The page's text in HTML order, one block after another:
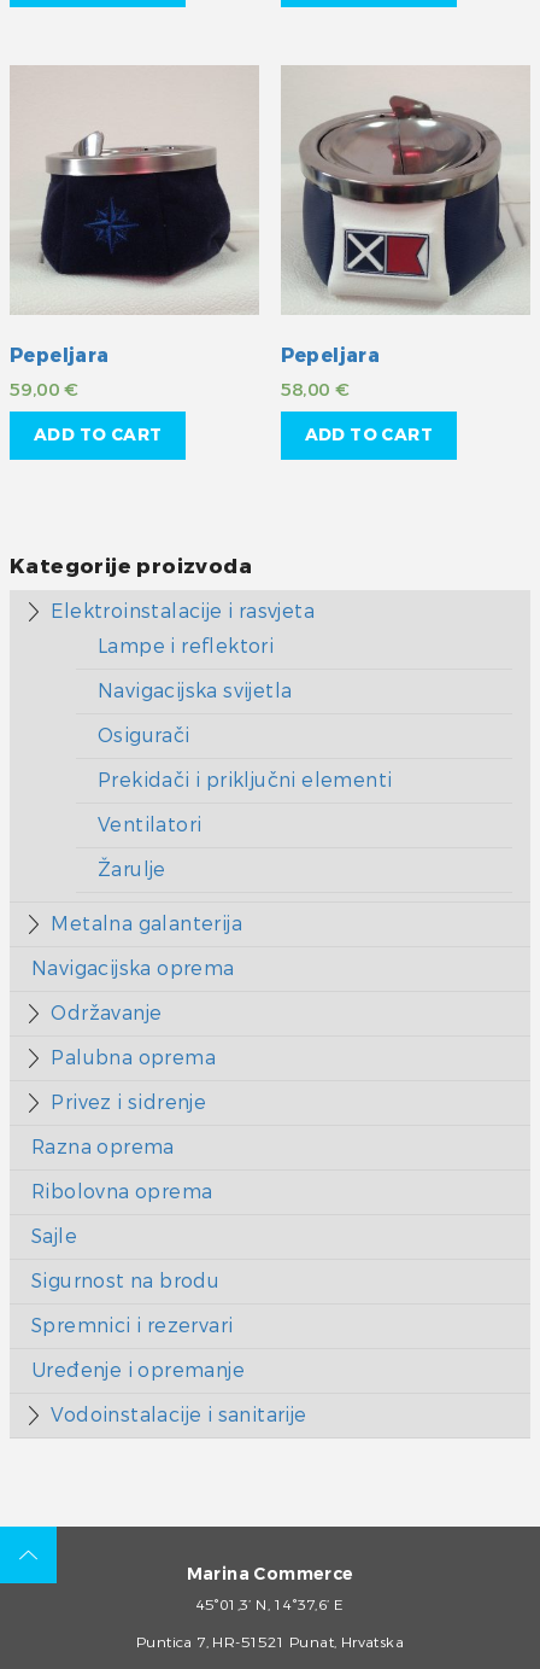
Pepeljara
59,00€
ADD TO CART
Pepeljara
58,00€
ADD TO CART
Kategorije proizvoda
Elektroinstalacije i rasvjeta
Lampe i reflektori
Navigacijska svijetla
Osigurači
Prekidači i priključni elementi
Ventilatori
Žarulje
Metalna galanterija
Navigacijska oprema
Održavanje
Palubna oprema
Privez i sidrenje
Razna oprema
Ribolovna oprema
Sajle
Sigurnost na brodu
Spremnici i rezervari
Uređenje i opremanje
Vodoinstalacije i sanitarije
Marina Commerce
45°01,3’ N, 14°37,6’ E
Puntica 7, HR-51521 Punat, Hrvatska